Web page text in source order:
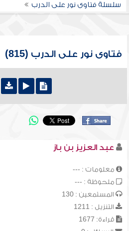
سلسلة فتاوى نور على الدرب
فتاوى نور على الدرب (815)
عبد العزيز بن باز
معلومات : ---
ملحوظة : ---
المستمعين : 130
التنزيل : 1211
قراءة: 1677